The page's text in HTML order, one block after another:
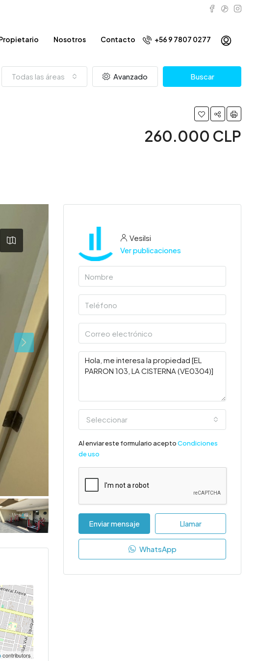
Nosotros Contacto +56 9 7807 0277
Todas las áreas Avanzado Buscar
260.000 CLP
contributors
Vesilsi
Ver publicaciones
Seleccionar
Al enviar este formulario aceptoCondiciones
de uso
Enviar mensaje Llamar
WhatsApp